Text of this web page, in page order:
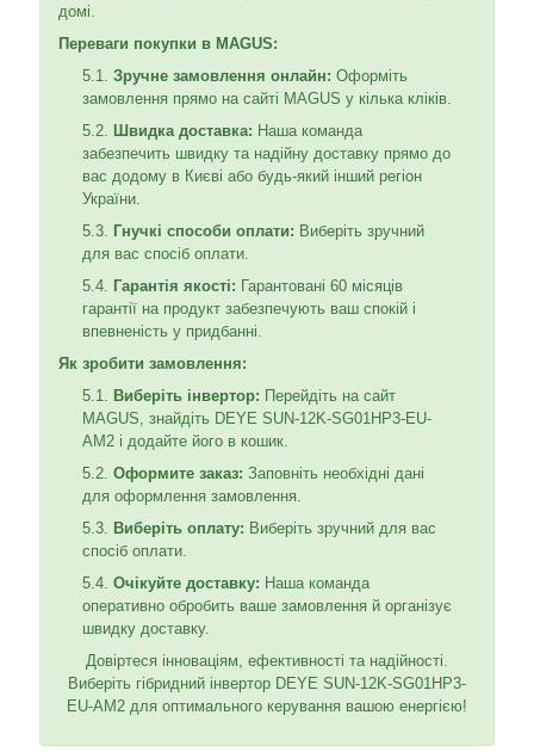
домі.
Переваги покупки в MAGUS:
Зручне замовлення онлайн: Оформіть
замовлення прямо на сайті MAGUS у кілька кліків.
Швидка доставка: Наша команда
забезпечить швидку та надійну доставку прямо до
вас додому в Києві або будь-який інший регіон
України.
Гнучкі способи оплати: Виберіть зручний
для вас спосіб оплати.
Гарантія якості: Гарантовані 60 місяців
гарантії на продукт забезпечують ваш спокій і
впевненість у придбанні.
Як зробити замовлення:
Виберіть інвертор: Перейдіть на сайт
MAGUS, знайдіть DEYE SUN-12K-SG01HP3-EU-
AM2 і додайте його в кошик.
Оформите заказ: Заповніть необхідні дані
для оформлення замовлення.
Виберіть оплату: Виберіть зручний для вас
спосіб оплати.
Очікуйте доставку: Наша команда
оперативно обробить ваше замовлення й організує
швидку доставку.
Довіртеся інноваціям, ефективності та надійності.
Виберіть гібридний інвертор DEYE SUN-12K-SG01HP3-
EU-AM2 для оптимального керування вашою енергією!